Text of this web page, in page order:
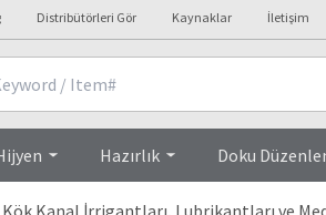
Distribütörleri Gör Kaynaklar İletişim
Hazırlık Doku
Kök Kanal İrrigantları, Lubrikantları ve